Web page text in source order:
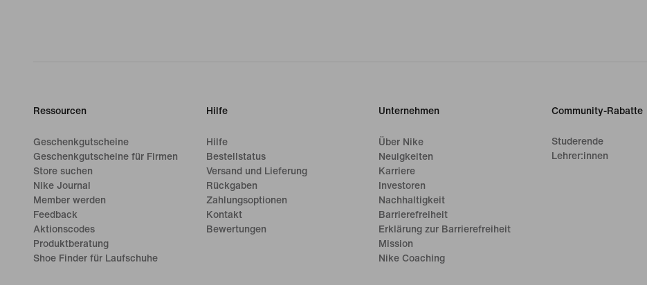
Ressourcen
Geschenkgutscheine
Geschenkgutscheine für Firmen
Store suchen
Nike Journal
Member werden
Feedback
Aktionscodes
Produktberatung
Shoe Finder für Laufschuhe
Hilfe
Hilfe
Bestellstatus
Versand und Lieferung
Rückgaben
Zahlungsoptionen
Kontakt
Bewertungen
Unternehmen
Über Nike
Neuigkeiten
Karriere
Investoren
Nachhaltigkeit
Barrierefreiheit
Erklärung zur Barrierefreiheit
Mission
Nike Coaching
Community-Rabatte
Studerende
Lehrer:innen